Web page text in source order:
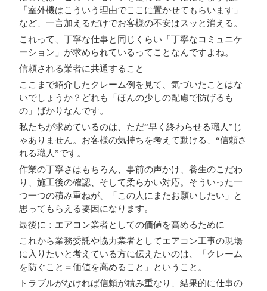
「室外機はこういう理由でここに置かせてもらいます」
など、一言加えるだけでお客様の不安はスッと消える。
これって、丁寧な仕事と同じくらい「丁寧なコミュニケ
ーション」が求められているってことなんですよね。
信頼される業者に共通すること
ここまで紹介したクレーム例を見て、気づいたことはな
いでしょうか？どれも「ほんの少しの配慮で防げるも
の」ばかりなんです。
私たちが求めているのは、ただ“早く終わらせる職人”じ
ゃありません。 お客様の気持ちを考えて動ける、“信頼さ
れる職人”です。
作業の丁寧さはもちろん、事前の声かけ、養生のこだわ
り、施工後の確認、そして柔らかい対応。そういった一
つ一つの積み重ねが、「この人にまたお願いしたい」と
思ってもらえる要因になります。
最後に：エアコン業者としての価値を高めるために
これから業務委託や協力業者としてエアコン工事の現場
に入りたいと考えている方に伝えたいのは、「クレーム
を防ぐこと＝価値を高めること」ということ。
トラブルがなければ信頼が積み重なり、結果的に仕事の